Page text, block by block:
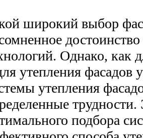
широкий выбор
Однако, как
утепления фасадов
утепления
трудности.
подбора